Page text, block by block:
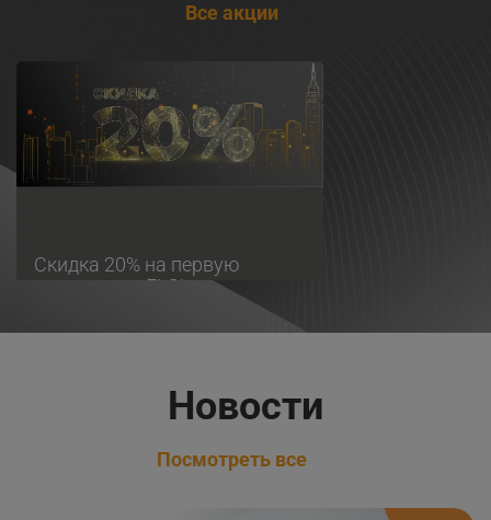
Все акции
Скидка 20% на первую
перевозку с FLC!
Новости
Посмотреть все